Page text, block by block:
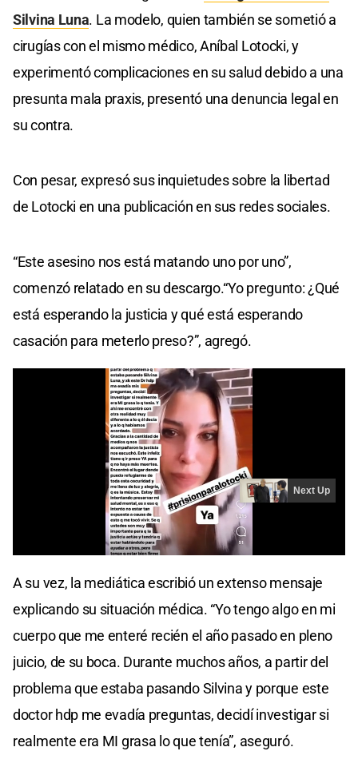
Silvina Luna. La modelo, quien también se sometió a
cirugías con el mismo médico, Aníbal Lotocki, y
experimentó complicaciones en su salud debido a una
presunta mala praxis, presentó una denuncia legal en
su contra.
Con pesar, expresó sus inquietudes sobre la libertad
de Lotocki en una publicación en sus redes sociales.
“Este asesino nos está matando uno por uno”,
comenzó relatado en su descargo.“Yo pregunto: ¿Qué
está esperando la justicia y qué está esperando
casación para meterlo preso?”, agregó.
A su vez, la mediática escribió un extenso mensaje
explicando su situación médica. “Yo tengo algo en mi
cuerpo que me enteré recién el año pasado en pleno
juicio, de su boca. Durante muchos años, a partir del
problema que estaba pasando Silvina y porque este
doctor hdp me evadía preguntas, decidí investigar si
realmente era MI grasa lo que tenía”, aseguró.